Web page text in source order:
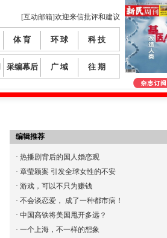
[互动邮箱]欢迎来信批评和建议
体 育 环 球 科 技
采编幕后 广 域 往 期
编辑推荐
· 热播剧背后的国人婚恋观
· 章莹颖案 引发全球女性的不安
· 游戏，可以不只为赚钱
· 不会谈恋爱， 成了一种都市病！
· 中国高铁将美国甩开多远？
· 一个上海，不一样的想象